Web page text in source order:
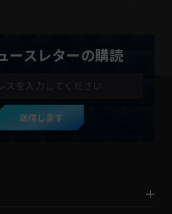
ースレターの購読
送信します